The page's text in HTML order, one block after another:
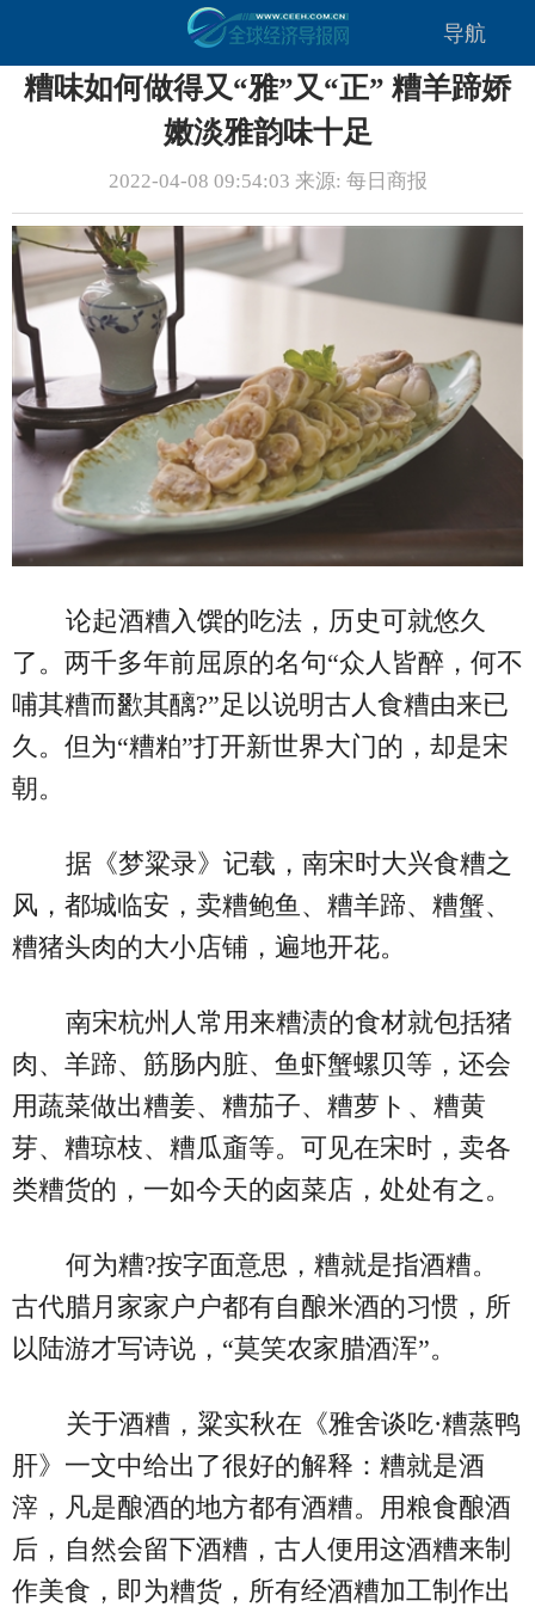
导航
糟味如何做得又“雅”又“正” 糟羊蹄娇
嫩淡雅韵味十足
2022-04-08 09:54:03 来源: 每日商报
论起酒糟入馔的吃法，历史可就悠久
了。两千多年前屈原的名句“众人皆醉，何不
哺其糟而歠其醨?”足以说明古人食糟由来已
久。但为“糟粕”打开新世界大门的，却是宋
朝。
据《梦粱录》记载，南宋时大兴食糟之
风，都城临安，卖糟鲍鱼、糟羊蹄、糟蟹、
糟猪头肉的大小店铺，遍地开花。
南宋杭州人常用来糟渍的食材就包括猪
肉、羊蹄、筋肠内脏、鱼虾蟹螺贝等，还会
用蔬菜做出糟姜、糟茄子、糟萝ト、糟黄
芽、糟琼枝、糟瓜齑等。可见在宋时，卖各
类糟货的，一如今天的卤菜店，处处有之。
何为糟?按字面意思，糟就是指酒糟。
古代腊月家家户户都有自酿米酒的习惯，所
以陆游才写诗说，“莫笑农家腊酒浑”。
关于酒糟，粱实秋在《雅舍谈吃·糟蒸鸭
肝》一文中给出了很好的解释：糟就是酒
滓，凡是酿酒的地方都有酒糟。用粮食酿酒
后，自然会留下酒糟，古人便用这酒糟来制
作美食，即为糟货，所有经酒糟加工制作出